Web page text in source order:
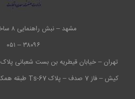
مشهد – نبش راهنمایی ۸ ساختمان ممتاز
۳۸۰۹۶ – ۰۵۱
تهران – خیابان قیطریه بن بست شعبانی پلاک ۲ طبقه ۱
کیش – فاز 7 صدف – پلاک Ts-67 طبقه همکف واحد 7